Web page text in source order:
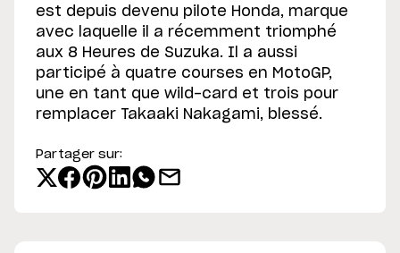
est depuis devenu pilote Honda, marque
avec laquelle il a récemment triomphé
aux 8 Heures de Suzuka. Il a aussi
participé à quatre courses en MotoGP,
une en tant que wild-card et trois pour
remplacer Takaaki Nakagami, blessé.
Partager sur: